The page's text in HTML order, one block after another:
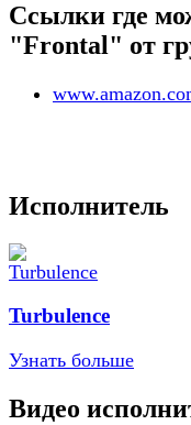
Ссылки где
"Frontal" от
Исполнитель
Turbulence
Узнать больше
Видео